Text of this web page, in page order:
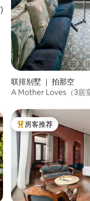
分（满分 5 分），共
联排别墅 ｜ 拍那空
A Mother Loves（3居
热门「房客推荐」
房客推荐